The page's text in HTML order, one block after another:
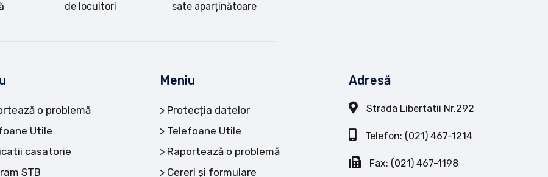
de locuitori sate aparținătoare
o problemă
Utile
casatorie
STB
Meniu
Protecția datelor
Telefoane Utile
Raportează o problemă
Cereri și formulare
Adresă
Strada Libertatii Nr.292
Telefon: (021) 467-1214
Fax: (021) 467-1198